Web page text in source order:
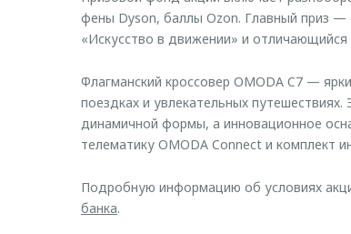
фены Dyson, баллы Ozon. Главный приз —
«Искусство в движении» и
Флагманский кроссовер OMODA C7 —
поездках и увлекательных
динамичной формы, а инновационное
телематику OMODA Connect и комплект
Подробную информацию об условиях
банка.